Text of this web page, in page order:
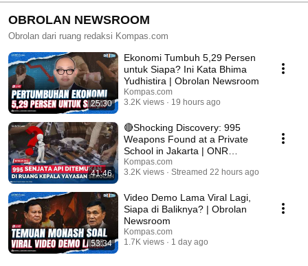
OBROLAN NEWSROOM
Obrolan dari ruang redaksi Kompas.com
25:30
Ekonomi Tumbuh 5,29 Persen
untuk Siapa? Ini Kata Bhima
Yudhistira | Obrolan Newsroom
Kompas.com
3.2K views
19 hours ago
41:46
🔴Shocking Discovery: 995
Weapons Found at a Private
School in Jakarta | ONR
Breaking
Kompas.com
3.2K views
Streamed 22 hours ago
53:34
Video Demo Lama Viral Lagi,
Siapa di Baliknya? | Obrolan
Newsroom
Kompas.com
1.7K views
1 day ago